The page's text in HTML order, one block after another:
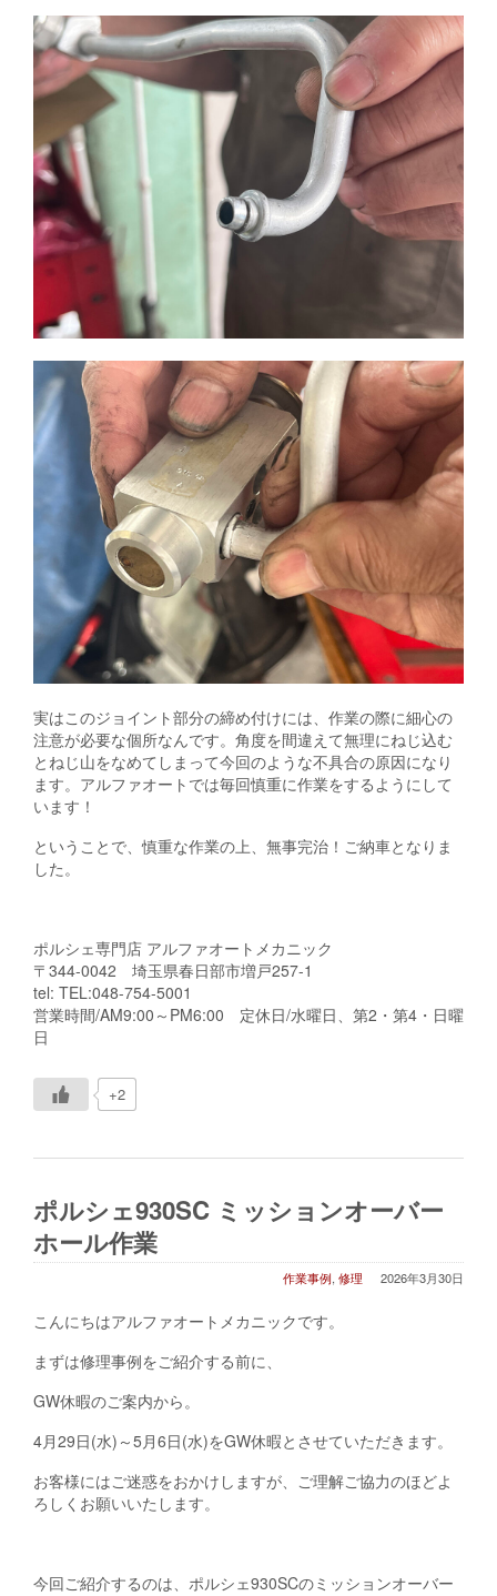
実はこのジョイント部分の締め付けには、作業の際に細心の
注意が必要な個所なんです。角度を間違えて無理にねじ込む
とねじ山をなめてしまって今回のような不具合の原因になり
ます。アルファオートでは毎回慎重に作業をするようにして
います！
ということで、慎重な作業の上、無事完治！ご納車となりま
した。
ポルシェ専門店 アルファオートメカニック
〒344-0042 埼玉県春日部市増戸257-1
tel: TEL:048-754-5001
営業時間/AM9:00～PM6:00 定休日/水曜日、第2・第4・日曜
日
+2
ポルシェ930SC ミッションオーバー
ホール作業
2026年3月30日
作業事例, 修理
こんにちはアルファオートメカニックです。
まずは修理事例をご紹介する前に、
GW休暇のご案内から。
4月29日(水)～5月6日(水)をGW休暇とさせていただきます。
お客様にはご迷惑をおかけしますが、ご理解ご協力のほどよ
ろしくお願いいたします。
今回ご紹介するのは、ポルシェ930SCのミッションオーバー